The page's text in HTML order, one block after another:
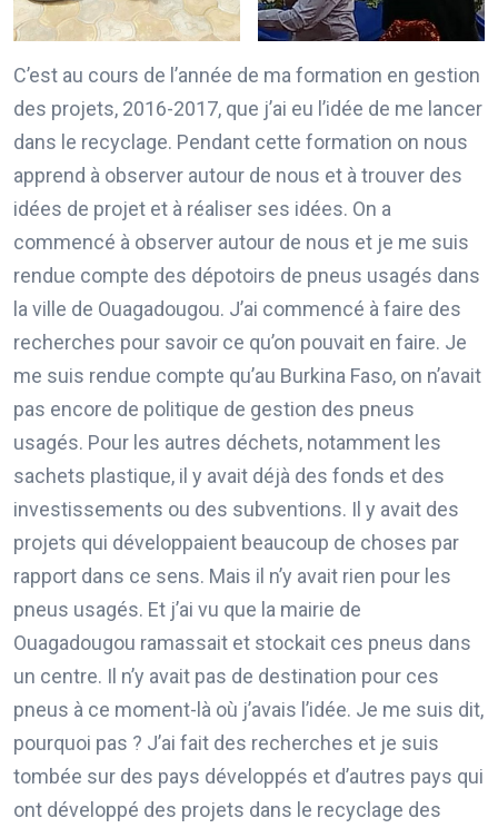
C’est au cours de l’année de ma formation en gestion
des projets, 2016-2017, que j’ai eu l’idée de me lancer
dans le recyclage. Pendant cette formation on nous
apprend à observer autour de nous et à trouver des
idées de projet et à réaliser ses idées. On a
commencé à observer autour de nous et je me suis
rendue compte des dépotoirs de pneus usagés dans
la ville de Ouagadougou. J’ai commencé à faire des
recherches pour savoir ce qu’on pouvait en faire. Je
me suis rendue compte qu’au Burkina Faso, on n’avait
pas encore de politique de gestion des pneus
usagés. Pour les autres déchets, notamment les
sachets plastique, il y avait déjà des fonds et des
investissements ou des subventions. Il y avait des
projets qui développaient beaucoup de choses par
rapport dans ce sens. Mais il n’y avait rien pour les
pneus usagés. Et j’ai vu que la mairie de
Ouagadougou ramassait et stockait ces pneus dans
un centre. Il n’y avait pas de destination pour ces
pneus à ce moment-là où j’avais l’idée. Je me suis dit,
pourquoi pas ? J’ai fait des recherches et je suis
tombée sur des pays développés et d’autres pays qui
ont développé des projets dans le recyclage des